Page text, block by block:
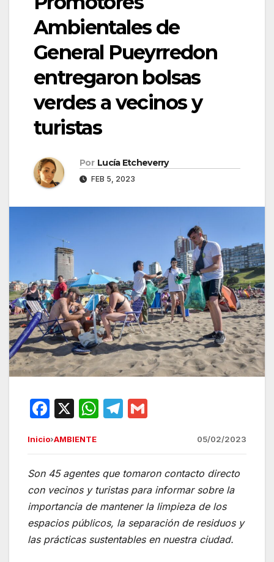
Ambientales de
General Pueyrredon
entregaron bolsas
verdes a vecinos y
turistas
Por Lucía Etcheverry
FEB 5, 2023
F
c
e
b
o
o
k
X
W
at
s
A
p
p
T
e
gr
a
m
ail
Inicio›AMBIENTE 05/02/2023
Son 45 agentes que tomaron contacto directo
con vecinos y turistas para informar sobre la
importancia de mantener la limpieza de los
espacios públicos, la separación de residuos y
las prácticas sustentables en nuestra ciudad.